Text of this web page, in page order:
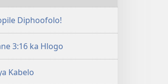
Diphoofolo!
3:16 ka Hlogo
Kabelo